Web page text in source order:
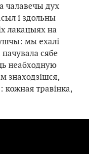
чалавечы дух
і здольны
лакацыях на
мы ехалі
сябе
неабходную
знаходзішся,
травінка,